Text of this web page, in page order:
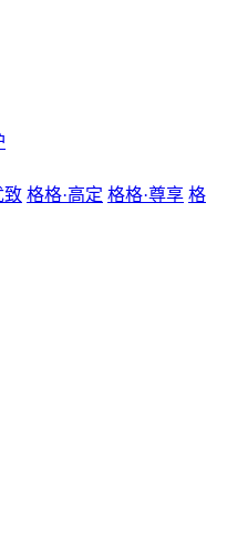
致 格格·高定 格格·尊享 格